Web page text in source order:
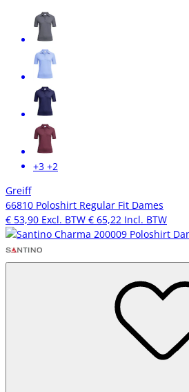
+3 +2
Greiff
66810 Poloshirt Regular Fit Dames
€ 53,90 Excl. BTW € 65,22 Incl. BTW